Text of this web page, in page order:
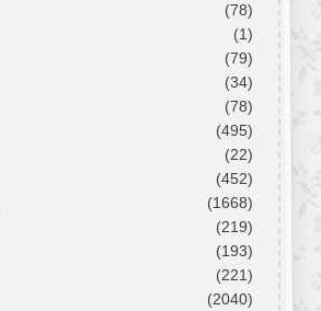
(78)
(1)
(79)
(34)
(78)
(495)
(22)
(452)
(1668)
(219)
(193)
(221)
(2040)